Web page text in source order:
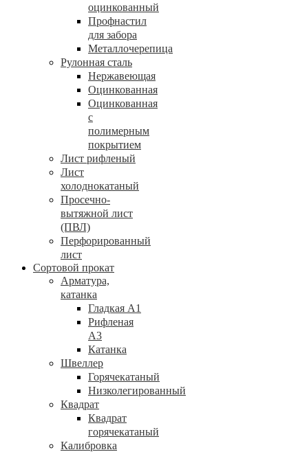
оцинкованный
Профнастил
для забора
Металлочерепица
Рулонная сталь
Нержавеющая
Оцинкованная
Оцинкованная
с
полимерным
покрытием
Лист рифленый
Лист
холоднокатаный
Просечно-
вытяжной лист
(ПВЛ)
Перфорированный
лист
Сортовой прокат
Арматура,
катанка
Гладкая А1
Рифленая
А3
Катанка
Швеллер
Горячекатаный
Низколегированный
Квадрат
Квадрат
горячекатаный
Калибровка